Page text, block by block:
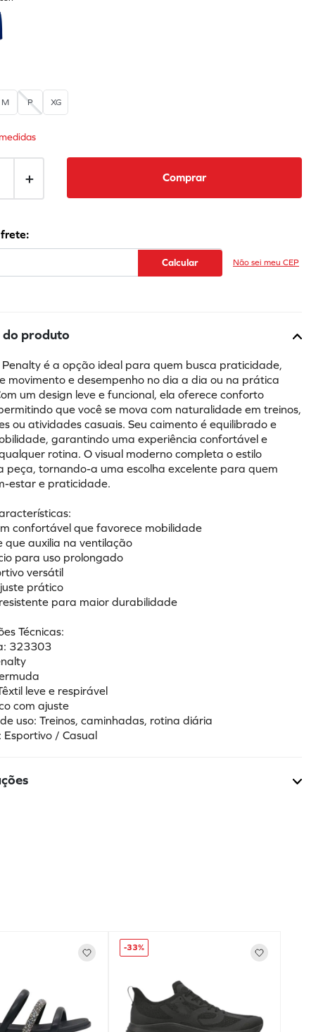
M P XG
＋ Comprar
Não sei meu CEP
do produto
é a opção ideal para quem busca praticidade,
movimento e desempenho no dia a dia ou na prática
um design leve e funcional, ela oferece conforto
que você se mova com naturalidade em treinos,
ou atividades casuais. Seu caimento é equilibrado e
garantindo uma experiência confortável e
rotina. O visual moderno completa o estilo
peça, tornando-a uma escolha excelente para quem
estar e praticidade.
confortável que favorece mobilidade
que auxilia na ventilação
para uso prolongado
versátil
prático
para maior durabilidade
Técnicas:
323303
leve e respirável
com ajuste
uso: Treinos, caminhadas, rotina diária
Esportivo / Casual
-33%